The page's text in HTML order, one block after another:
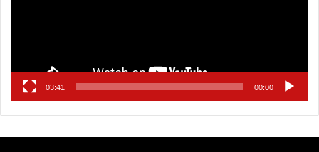
00:00
03:41